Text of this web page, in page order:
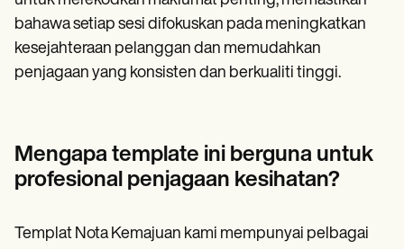
bahawa setiap sesi difokuskan pada meningkatkan
kesejahteraan pelanggan dan memudahkan
penjagaan yang konsisten dan berkualiti tinggi.
Mengapa template ini berguna untuk
profesional penjagaan kesihatan?
Templat Nota Kemajuan kami mempunyai pelbagai